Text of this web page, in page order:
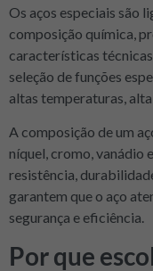
Os aços especiais são
composição química,
características
seleção de funções
altas temperaturas,
A composição de um
níquel, cromo, vanádio
resistência,
garantem que o aço
segurança e eficiência.
Por que